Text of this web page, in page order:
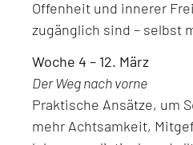
Offenheit und innerer
zugänglich sind – selbst
Woche 4 – 12. März
Der Weg nach vorne
Praktische Ansätze, um
mehr Achtsamkeit,